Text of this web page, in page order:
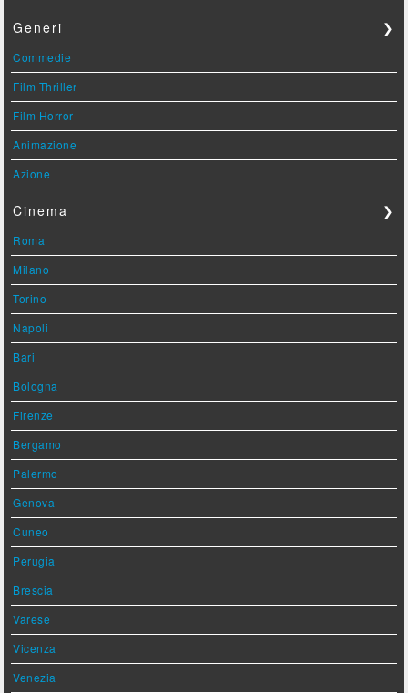
Generi ❯
Commedie
Film Thriller
Film Horror
Animazione
Azione
Cinema ❯
Roma
Milano
Torino
Napoli
Bari
Bologna
Firenze
Bergamo
Palermo
Genova
Cuneo
Perugia
Brescia
Varese
Vicenza
Venezia